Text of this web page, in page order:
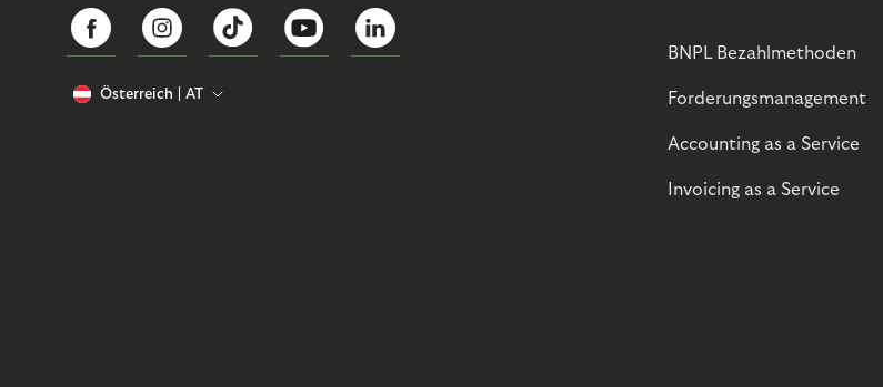
Österreich AT
BNPL Bezahlmethoden
Forderungsmanagement
Accounting as a Service
Invoicing as a Service